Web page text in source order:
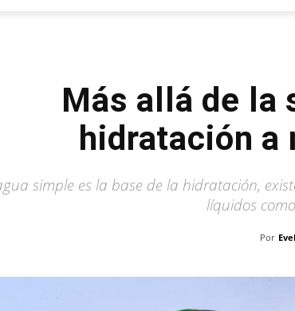
Más allá de la
hidratación
simple es la base de la hidratación,
líquidos
Por